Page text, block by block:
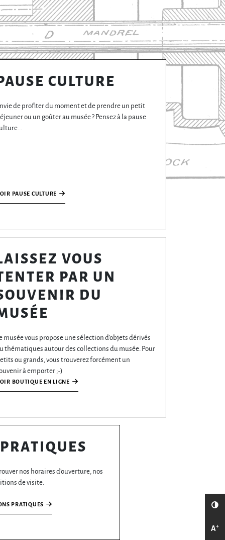
CULTURE
de profiter du moment et de prendre un petit
ou un goûter au musée ? Pensez à la pause
PAUSE CULTURE
VOUS
PAR UN
DU
musée vous propose une sélection d'objets dérivés
thématiques autour des collections du musée. Pour
ou grands, vous trouverez forcément un
à emporter ;-)
BOUTIQUE EN LIGNE
nos horaires d'ouverture, nos
de visite.
PRATIQUES
A+